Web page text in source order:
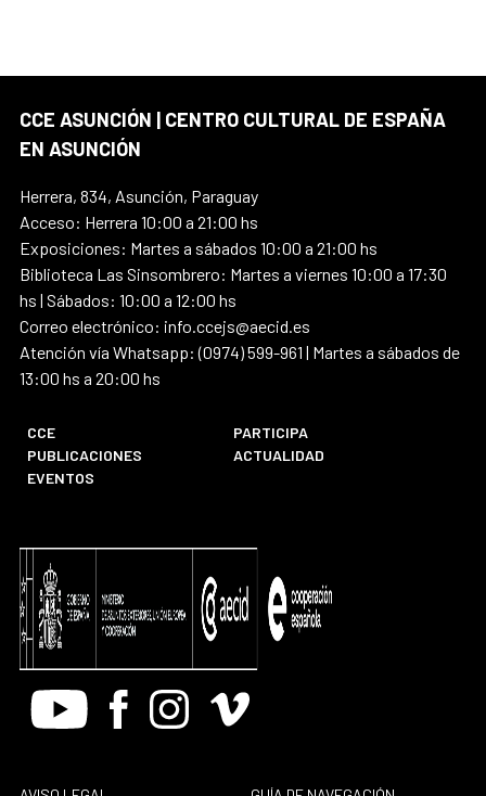
CCE ASUNCIÓN | CENTRO CULTURAL DE ESPAÑA
EN ASUNCIÓN
Herrera, 834, Asunción, Paraguay
Acceso: Herrera 10:00 a 21:00 hs
Exposiciones: Martes a sábados 10:00 a 21:00 hs
Biblioteca Las Sinsombrero: Martes a viernes 10:00 a 17:30
hs | Sábados: 10:00 a 12:00 hs
Correo electrónico: info.ccejs@aecid.es
Atención vía Whatsapp: (0974) 599-961 | Martes a sábados de
13:00 hs a 20:00 hs
CCE
PARTICIPA
PUBLICACIONES
ACTUALIDAD
EVENTOS
Youtube FacebookInstagram
Vimeo